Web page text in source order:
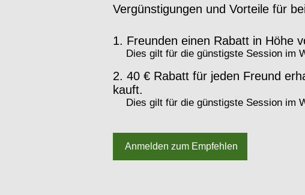
Vergünstigungen und Vorteile für
Freunden einen Rabatt in Höhe
Dies gilt für die günstigste Session im
40 € Rabatt für jeden Freund
kauft.
Dies gilt für die günstigste Session im
Anmelden zum Empfehlen